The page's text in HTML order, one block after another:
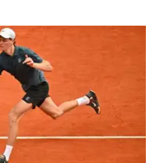
Cines
Economía y finanzas
Con el campo
Espacio empresas
Sociedad
Tecnología
Turismo
Salud
Es viral